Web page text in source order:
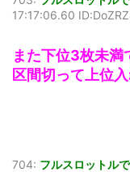
17:17:06.60
また下位3枚未満
区間切って上位
704: フルスロットル